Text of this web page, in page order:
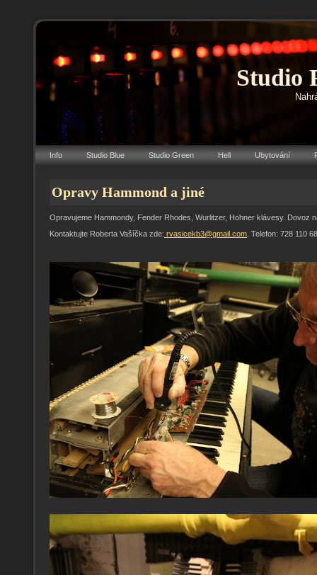
Studio
Info Studio Blue Studio Green Hell Ubytování
Opravy Hammond a jiné
Opravujeme Hammondy, Fender Rhodes, Wurlitzer, Hohner klávesy. Dovoz
Kontaktujte Roberta Vašíčka zde: rvasicekb3@gmail.com . Telefon: 728 110